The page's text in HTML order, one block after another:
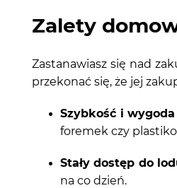
Zalety
Zastanawiasz się nad
przekonać się, że jej
Szybkość i wygoda
foremek czy
Stały dostęp do
na co dzień.